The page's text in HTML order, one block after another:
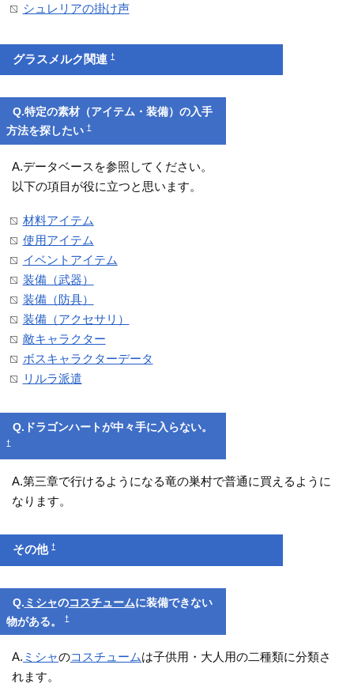
シュレリアの掛け声
グラスメルク関連†
Q.特定の素材（アイテム・装備）の入手
方法を探したい†
A.データベースを参照してください。
以下の項目が役に立つと思います。
材料アイテム
使用アイテム
イベントアイテム
装備（武器）
装備（防具）
装備（アクセサリ）
敵キャラクター
ボスキャラクターデータ
リルラ派遣
Q.ドラゴンハートが中々手に入らない。
†
A.第三章で行けるようになる竜の巣村で普通に買えるように
なります。
その他†
Q. ミシャのコスチュームに装備できない
物がある。†
A. ミシャのコスチュームは子供用・大人用の二種類に分類さ
れます。